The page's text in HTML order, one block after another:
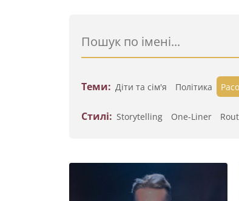
Теми: Діти та сім'я Політика
Стилі: Storytelling One-Liner